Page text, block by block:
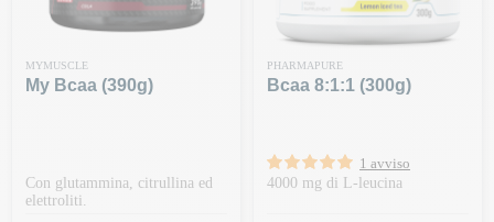
MYMUSCLE
My Bcaa (390g)
Con glutammina, citrullina ed
elettroliti.
PHARMAPURE
Bcaa 8:1:1 (300g)
1 avviso
4000 mg di L-leucina